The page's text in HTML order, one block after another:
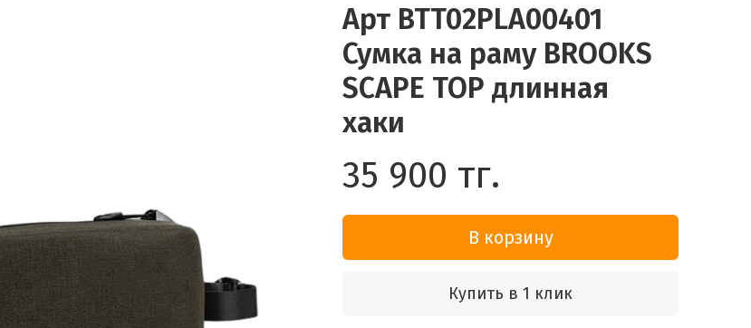
Арт BTT02PLA00401
Сумка на раму BROOKS
SCAPE TOP длинная
хаки
35 900 тг.
В корзину
Купить в 1 клик